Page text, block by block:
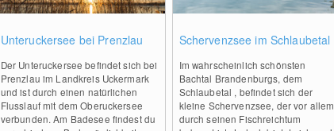
Unteruckersee bei Prenzlau
Der Unteruckersee befindet sich bei
Prenzlau im Landkreis Uckermark
und ist durch einen natürlichen
Flusslauf mit dem Oberuckersee
verbunden. Am Badesee findest du
Schervenzsee im Schlaubetal
Im wahrscheinlich schönsten
Bachtal Brandenburgs, dem
Schlaubetal , befindet sich der
kleine Schervenzsee, der vor allem
durch seinen Fischreichtum